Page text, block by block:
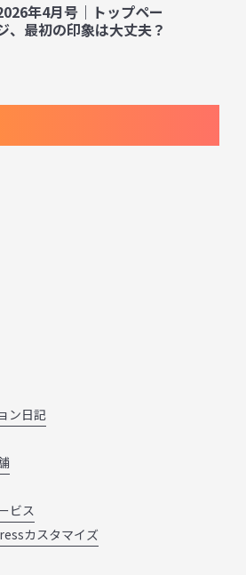
年4月号｜トップペー
、最初の印象は大丈夫？
ン日記
ビス
カスタマイズ